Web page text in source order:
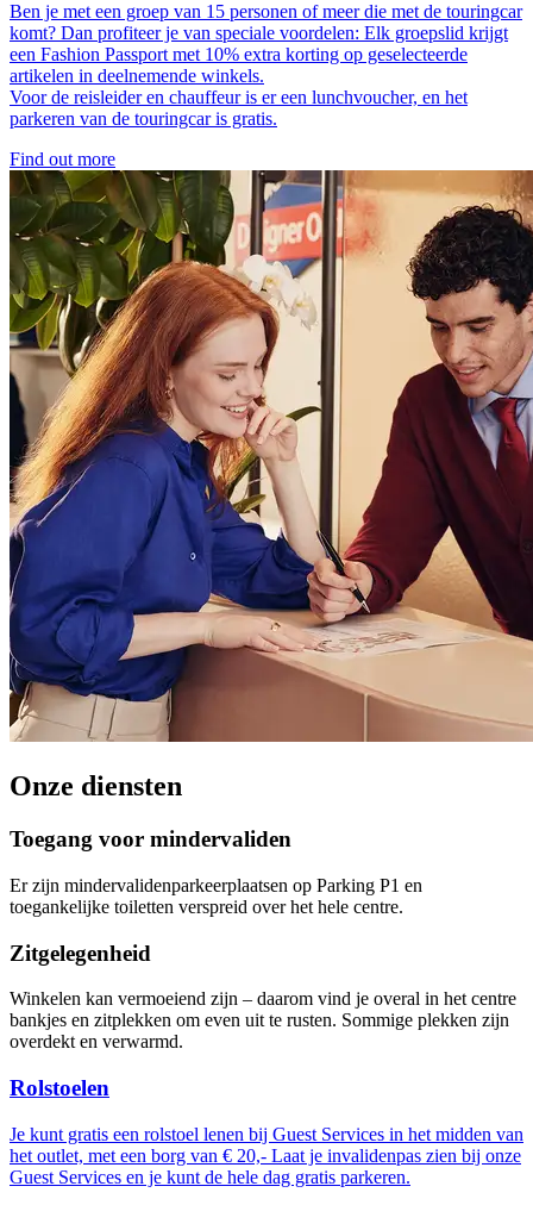
Ben je met een groep van 15 personen of meer die met de touringcar
komt? Dan profiteer je van speciale voordelen: Elk groepslid krijgt
een Fashion Passport met 10% extra korting op geselecteerde
artikelen in deelnemende winkels.
Voor de reisleider en chauffeur is er een lunchvoucher, en het
parkeren van de touringcar is gratis.
Find out more
Onze diensten
Toegang voor mindervaliden
Er zijn mindervalidenparkeerplaatsen op Parking P1 en
toegankelijke toiletten verspreid over het hele centre.
Zitgelegenheid
Winkelen kan vermoeiend zijn – daarom vind je overal in het centre
bankjes en zitplekken om even uit te rusten. Sommige plekken zijn
overdekt en verwarmd.
Rolstoelen
Je kunt gratis een rolstoel lenen bij Guest Services in het midden van
het outlet, met een borg van € 20,- Laat je invalidenpas zien bij onze
Guest Services en je kunt de hele dag gratis parkeren.